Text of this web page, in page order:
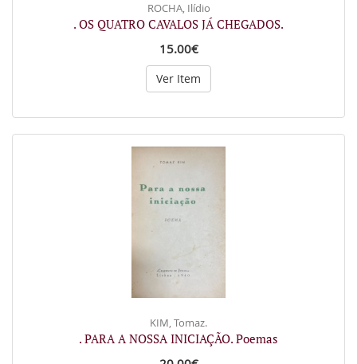
ROCHA, Ilídio
. OS QUATRO CAVALOS JÁ CHEGADOS.
15.00€
Ver Item
KIM, Tomaz.
. PARA A NOSSA INICIAÇÃO. Poemas